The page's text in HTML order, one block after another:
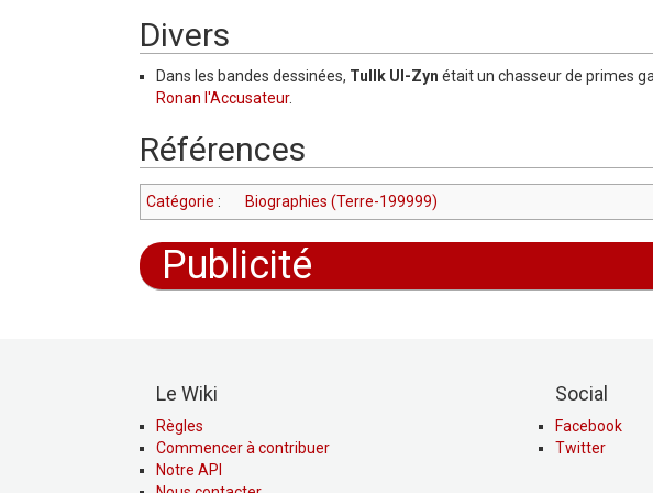
Divers
Dans les bandes dessinées, Tullk Ul-Zyn était un chasseur de primes
Ronan l'Accusateur.
Références
Catégorie : Biographies (Terre-199999)
Publicité
Le Wiki
Règles
Commencer à contribuer
Notre API
Social
Facebook
Twitter